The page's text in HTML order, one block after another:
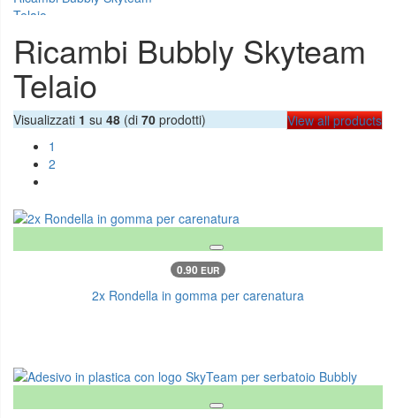
Telaio
Ricambi Bubbly Skyteam
Telaio
Visualizzati 1 su 48 (di 70 prodotti)
View all products
1
2
0.90 EUR
2x Rondella in gomma per carenatura